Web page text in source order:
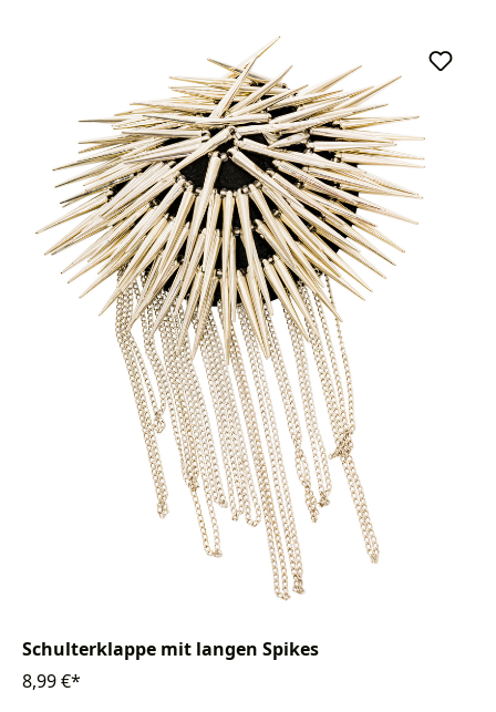
Schulterklappe mit langen Spikes
8,99 €*